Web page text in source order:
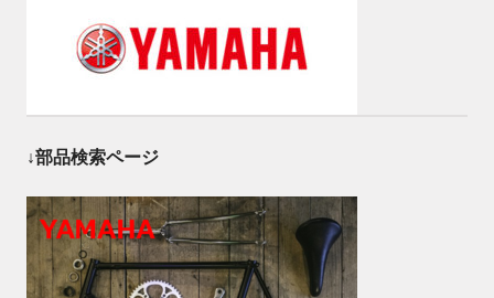
↓部品検索ページ